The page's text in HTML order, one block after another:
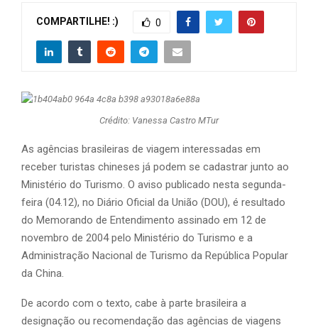
COMPARTILHE! :) 0
Crédito: Vanessa Castro MTur
As agências brasileiras de viagem interessadas em
receber turistas chineses já podem se cadastrar junto ao
Ministério do Turismo. O aviso publicado nesta segunda-
feira (04.12), no Diário Oficial da União (DOU), é resultado
do Memorando de Entendimento assinado em 12 de
novembro de 2004 pelo Ministério do Turismo e a
Administração Nacional de Turismo da República Popular
da China.
De acordo com o texto, cabe à parte brasileira a
designação ou recomendação das agências de viagens